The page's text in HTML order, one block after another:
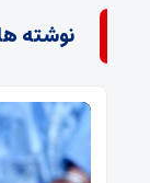
نوشته